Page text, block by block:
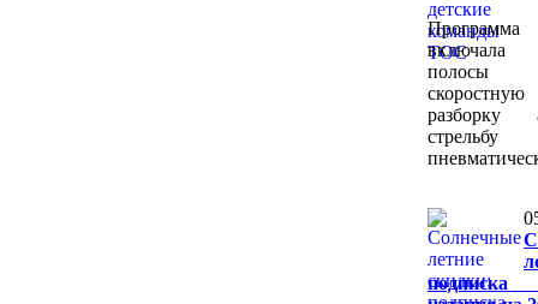
включала
полосы
разборку
подписка